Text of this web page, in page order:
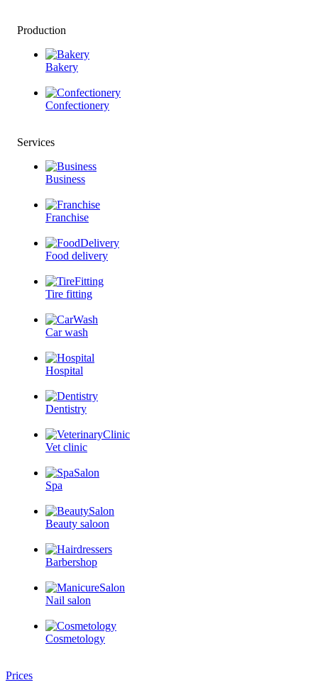
Production
Bakery
Confectionery
Services
Business
Franchise
Food delivery
Tire fitting
Car wash
Hospital
Dentistry
Vet clinic
Spa
Beauty saloon
Barbershop
Nail salon
Cosmetology
Prices